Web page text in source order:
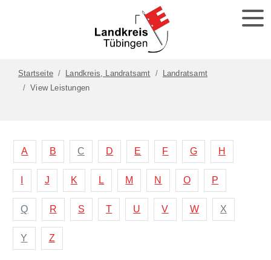
Startseite Landkreis, Landratsamt
Landratsamt
View Leistungen
A B C D E F G H
J K L M N O P
Q R S T U V W X
Y Z